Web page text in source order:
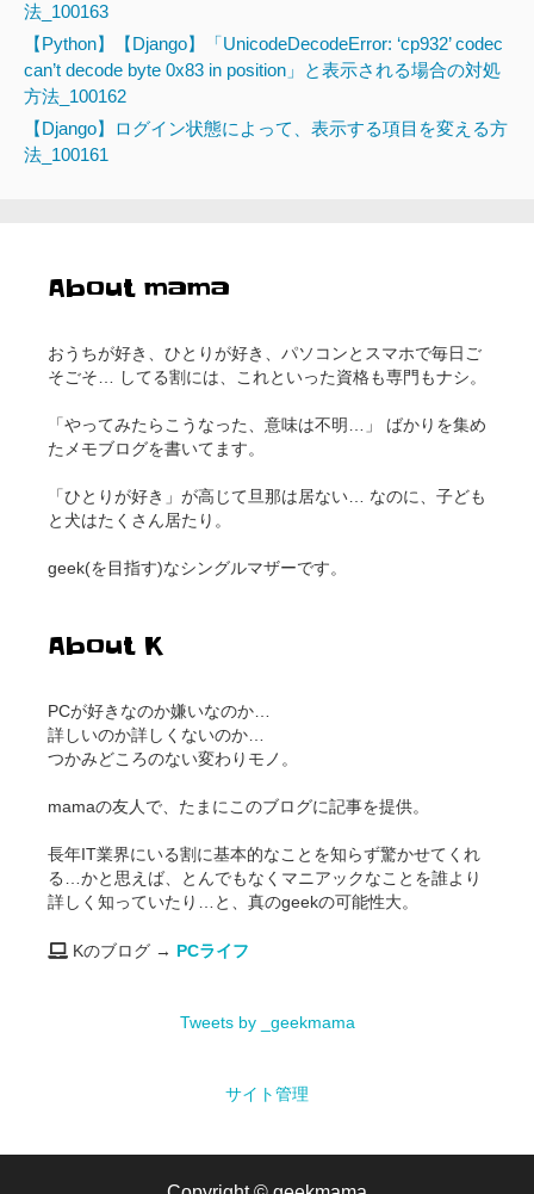
法_100163
【Python】【Django】「UnicodeDecodeError: ‘cp932’ codec
can’t decode byte 0x83 in position」と表示される場合の対処
方法_100162
【Django】ログイン状態によって、表示する項目を変える方
法_100161
About mama
おうちが好き、ひとりが好き、パソコンとスマホで毎日ご
そごそ… してる割には、これといった資格も専門もナシ。
「やってみたらこうなった、意味は不明…」 ばかりを集め
たメモブログを書いてます。
「ひとりが好き」が高じて旦那は居ない… なのに、子ども
と犬はたくさん居たり。
geek(を目指す)なシングルマザーです。
About K
PCが好きなのか嫌いなのか…
詳しいのか詳しくないのか…
つかみどころのない変わりモノ。
mamaの友人で、たまにこのブログに記事を提供。
長年IT業界にいる割に基本的なことを知らず驚かせてくれ
る…かと思えば、とんでもなくマニアックなことを誰より
詳しく知っていたり…と、真のgeekの可能性大。
Kのブログ → PCライフ
Tweets by _geekmama
サイト管理